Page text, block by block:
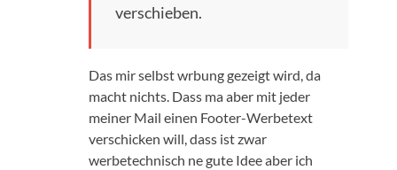
verschieben.
Das mir selbst wrbung gezeigt wird, da
macht nichts. Dass ma aber mit jeder
meiner Mail einen Footer-Werbetext
verschicken will, dass ist zwar
werbetechnisch ne gute Idee aber ich